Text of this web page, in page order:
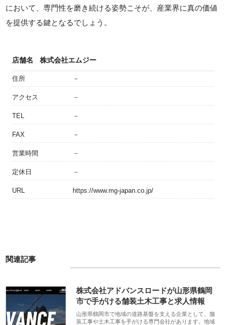
において、専門性を磨き続ける姿勢こそが、産業界に真の価値
を提供する鍵となるでしょう。
店舗名 株式会社エムジー
住所 －
アクセス －
TEL －
FAX －
営業時間 －
定休日 －
URL https://www.mg-japan.co.jp/
関連記事
株式会社アドバンスロードが山形県鶴岡
市で手がける舗装土木工事と求人情報
山形県鶴岡市で地域の道路基盤を支える企業として、舗
装工事や土木工事を手がける専門会社があります。地域